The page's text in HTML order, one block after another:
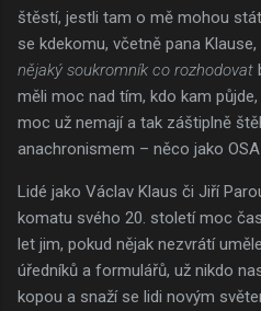
štěstí, jestli tam o mě mohou
se kdekomu, včetně pana
nějaký soukromník co rozhodovat
měli moc nad tím, kdo kam
moc už nemají a tak záštiplně
anachronismem – něco jako
Lidé jako Václav Klaus či Jiří
komatu svého 20. století moc
let jim, pokud nějak nezvrátí
úředníků a formulářů, už nikdo
kopou a snaží se lidi novým